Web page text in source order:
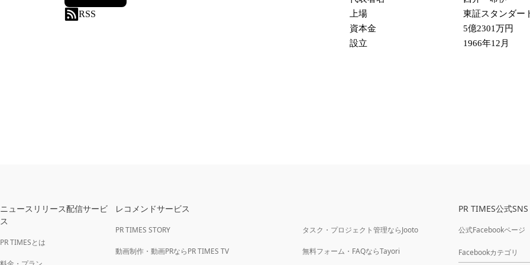
RSS
上場
東証スタンダー
資本金
5億2301万円
設立
1966年12月
ニュースリリース配信サービ
ス
PR TIMESとは
レコメンドサービス
PR TIMES STORY
動画制作・動画PRならPR TIMES TV
タスク・プロジェクト管理ならJooto
無料フォーム・FAQならTayori
PR TIMES公式SNS
公式Facebookページ
Facebookカテゴリ